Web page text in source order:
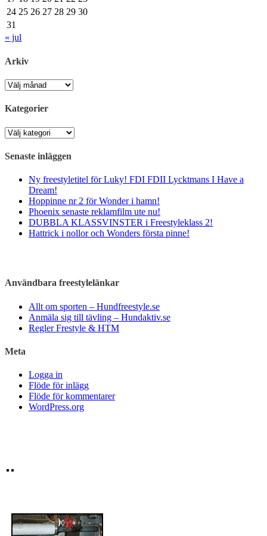
24 25 26 27 28 29 30
31
« jul
Arkiv
Arkiv
Kategorier
Kategorier
Senaste inläggen
Ny freestyletitel för Luky! FDI FDII Lycktmans I Have a
Dream!
Hoppinne nr 2 för Wonder i hamn!
Phoenix senaste reklamfilm ute nu!
DUBBLA KLASSVINSTER i Freestyleklass 2!
Hattrick i nollor och Wonders första pinne!
Användbara freestylelänkar
Allt om sporten – Hundfreestyle.se
Anmäla sig till tävling – Hundaktiv.se
Regler Frestyle & HTM
Meta
Logga in
Flöde för inlägg
Flöde för kommentarer
WordPress.org